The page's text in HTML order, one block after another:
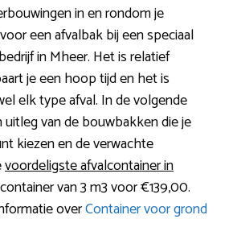
in en rondom je
een afvalbak bij een speciaal
in Mheer. Het is relatief
je een hoop tijd en het is
elk type afval. In de volgende
van de bouwbakken die je
kiezen en de verwachte
voordeligste afvalcontainer in
van 3 m3 voor €139,00.
overContainer voor grond